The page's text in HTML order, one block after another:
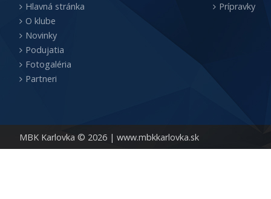
MBK Karlovka © 2026 | www.mbkkarlovka.sk
Hlavná stránka
O klube
Novinky
Podujatia
Fotogaléria
Partneri
Prípravky